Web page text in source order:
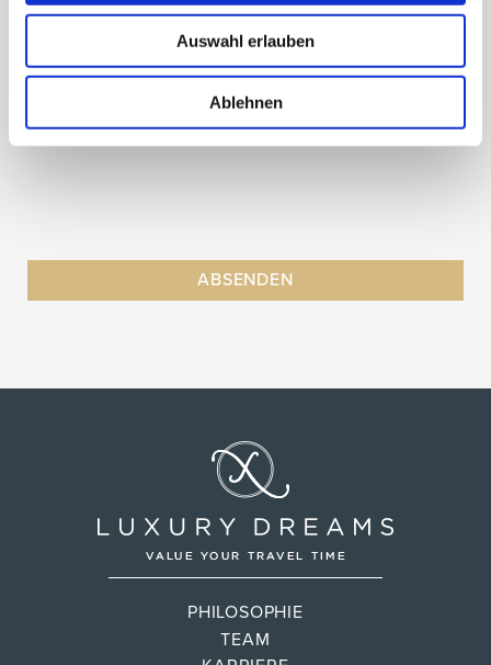
Auswahl erlauben
Ablehnen
FRAGEN UND WÜNSCHE
PHILOSOPHIE
TEAM